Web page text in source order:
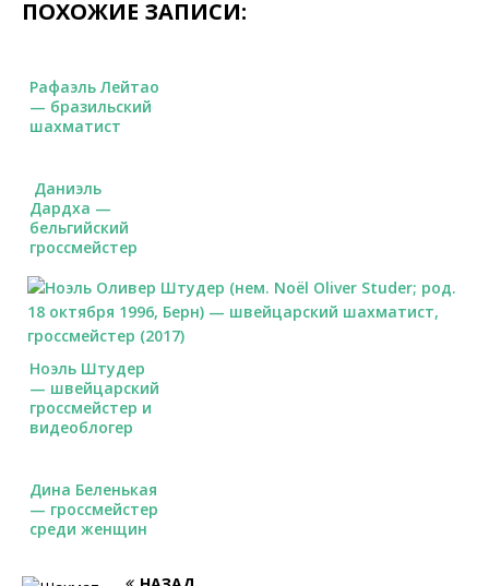
ПОХОЖИЕ ЗАПИСИ:
Рафаэль Лейтао
— бразильский
шахматист
Даниэль
Дардха —
бельгийский
гроссмейстер
Ноэль Штудер
— швейцарский
гроссмейстер и
видеоблогер
Дина Беленькая
— гроссмейстер
среди женщин